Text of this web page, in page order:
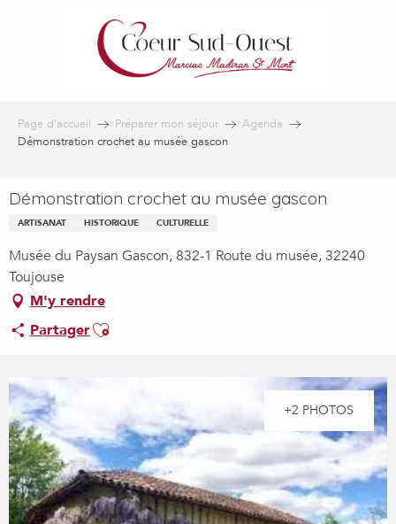
Page d’accueil Préparer mon séjour
Agenda
Démonstration crochet au musée gascon
Démonstration crochet au musée gascon
ARTISANAT HISTORIQUE CULTURELLE
Musée du Paysan Gascon, 832-1 Route du musée, 32240
Toujouse
M'y rendre
PartagerAjouter aux favoris
+2 PHOTOS